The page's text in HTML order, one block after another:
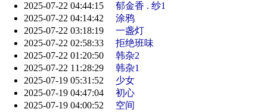
2025-07-22 04:44:15
郁金香 . 纱1
2025-07-22 04:14:42
涂鸦
2025-07-22 03:18:19
一盏灯
2025-07-22 02:58:33
拒绝班味
2025-07-22 01:20:50
韩杂2
2025-07-22 11:28:29
韩杂1
2025-07-19 05:31:52
少女
2025-07-19 04:47:04
初心
2025-07-19 04:00:52
空间